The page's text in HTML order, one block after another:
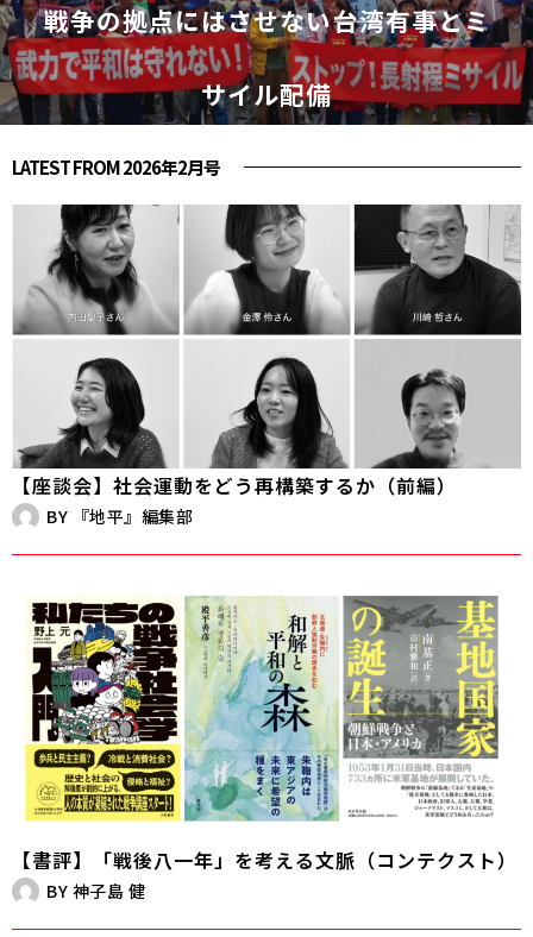
戦争の拠点にはさせない――台湾有事とミ
サイル配備
LATEST FROM 2026年2月号
【座談会】社会運動をどう再構築するか（前編）
BY 『地平』編集部
【書評】「戦後八一年」を考える文脈（コンテクスト）
BY 神子島 健